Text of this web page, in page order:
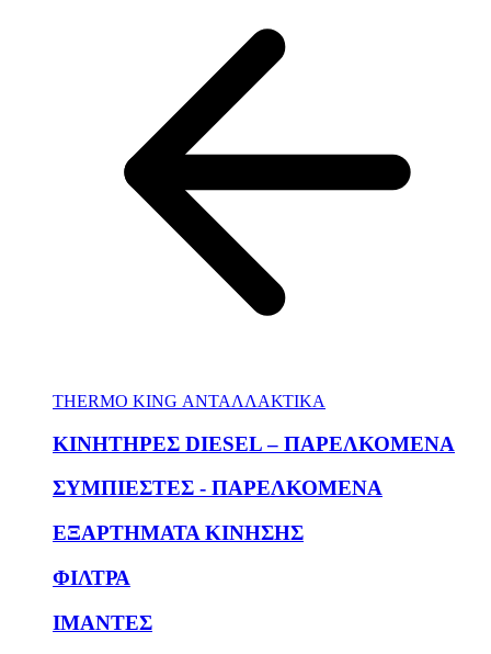
THERMO KING ΑΝΤΑΛΛΑΚΤΙΚΑ
KΙΝΗΤΗΡΕΣ DIESEL – ΠΑΡΕΛΚΟΜΕΝΑ
ΣΥΜΠΙΕΣΤΕΣ - ΠΑΡΕΛΚΟΜΕΝΑ
ΕΞΑΡΤΗΜΑΤΑ ΚΙΝΗΣΗΣ
ΦΙΛΤΡΑ
ΙΜΑΝΤΕΣ